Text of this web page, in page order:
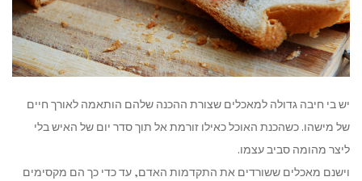
יש בי חיבה גדולה למאכלים שצורת ההכנה שלהם הותאמה לאורך חיים
של מישהו. כשהכנת האוכל כאילו זורמת אל תוך סדר יום של האיש בלי
ליצר מהומה סביב עצמו.
וישנם מאכלים ששורדים את התקדמות האדם, עד כדי כך הם מקסימים